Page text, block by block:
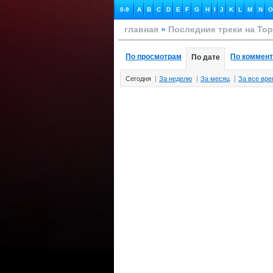
0-9 A B C D E F G H I J K L M N O
главная » Последние треки на
По просмотрам По дате По
Сегодня За неделю За месяц За все